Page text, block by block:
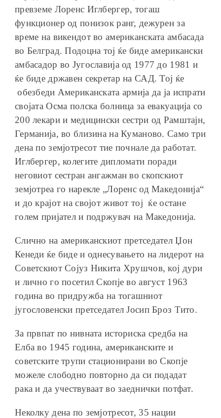
превземе Лоренс Иглбергер, тогаш
функционер од понизок ранг, дежурен за
време на викендот во американската амбасада
во Белград. Подоцна тој ќе биде американски
амбасадор во Југославија од 1977 до 1981 и
ќе биде државен секретар на САД. Тој ќе
обезбеди Американската армија да ја испрати
својата Осма полска болница за евакуација со
200 лекари и медицински сестри од Рамштајн,
Германија, во близина на Куманово. Само три
дена по земјотресот тие почнале да работат.
Иглбергер, колегите дипломати поради
неговиот сестран ангажман во скопскиот
земјотреа го нарекле „Лоренс од Македонија“
и до крајот на својот живот тој ќе остане
голем пријател и подржувач на Македонија.
Слично на американскиот претседател Џон
Кенеди ќе биде и однесувањето на лидерот на
Советскиот Сојуз Никита Хрушчов, кој дури
и лично го посетил Скопје во август 1963
година во придружба на тогашниот
југословенски претседател Јосип Броз Тито.
За првпат по нивната историска средба на
Елба во 1945 година, американските и
советските трупи стационирани во Скопје
можеле слободно повторно да си подадат
рака и да учествуваат во заеднички потфат.
Неколку дена по земјотресот, 35 нации